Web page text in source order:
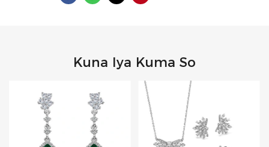
Kuna Iya Kuma So